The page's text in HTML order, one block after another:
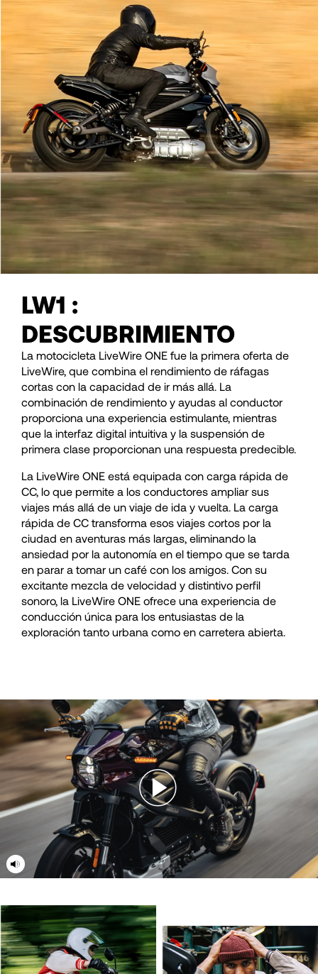
LW1 :
DESCUBRIMIENTO
La motocicleta LiveWire ONE fue la primera oferta de
LiveWire, que combina el rendimiento de ráfagas
cortas con la capacidad de ir más allá. La
combinación de rendimiento y ayudas al conductor
proporciona una experiencia estimulante, mientras
que la interfaz digital intuitiva y la suspensión de
primera clase proporcionan una respuesta predecible.
La LiveWire ONE está equipada con carga rápida de
CC, lo que permite a los conductores ampliar sus
viajes más allá de un viaje de ida y vuelta. La carga
rápida de CC transforma esos viajes cortos por la
ciudad en aventuras más largas, eliminando la
ansiedad por la autonomía en el tiempo que se tarda
en parar a tomar un café con los amigos. Con su
excitante mezcla de velocidad y distintivo perfil
sonoro, la LiveWire ONE ofrece una experiencia de
conducción única para los entusiastas de la
exploración tanto urbana como en carretera abierta.